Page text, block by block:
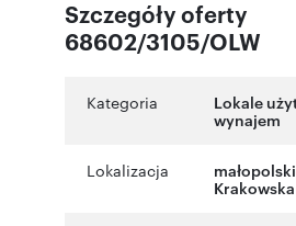
Szczegóły oferty
68602/3105/OLW
Kategoria
Lokale
wynajem
Lokalizacja
Krakowska